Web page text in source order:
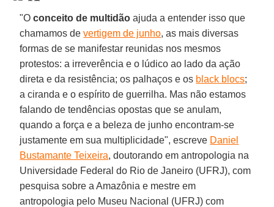
"Oconceito de multidão ajuda a entender isso que
chamamos devertigem de junho, as mais diversas
formas de se manifestar reunidas nos mesmos
protestos: a irreverência e o lúdico ao lado da ação
direta e da resistência; os palhaços e os black blocs;
a ciranda e o espírito de guerrilha. Mas não estamos
falando de tendências opostas que se anulam,
quando a força e a beleza de junho encontram-se
justamente em sua multiplicidade", escreve Daniel
Bustamante Teixeira, doutorando em antropologia na
Universidade Federal do Rio de Janeiro (UFRJ), com
pesquisa sobre a Amazônia e mestre em
antropologia pelo Museu Nacional (UFRJ) com